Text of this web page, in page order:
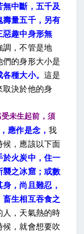
中斷，五千及
壽量五千，另有
惡趣中身形無
調，不管是地
的身形大小是
各種大小。這是
取決於他的身
受未生起前，須
應作是念，我
候，應該以下面
於火炭中，住一
襲之冰窟；或數
，尚且難忍，
生相互吞食之
人，天氣熱的時
，就會想要吹